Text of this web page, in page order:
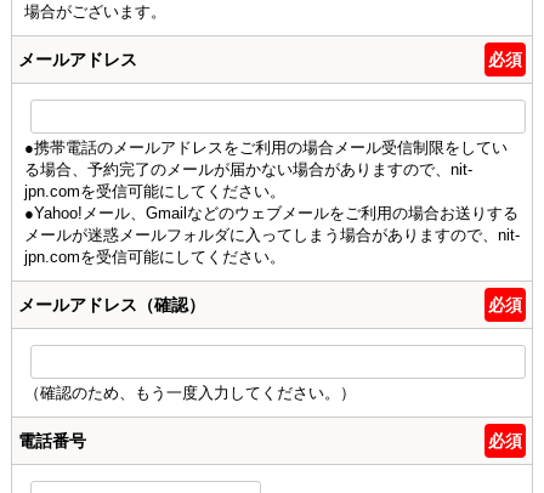
場合がございます。
メールアドレス 必須
●携帯電話のメールアドレスをご利用の場合メール受信制限をしてい
る場合、予約完了のメールが届かない場合がありますので、nit-
jpn.comを受信可能にしてください。
●Yahoo!メール、Gmailなどのウェブメールをご利用の場合お送りする
メールが迷惑メールフォルダに入ってしまう場合がありますので、nit-
jpn.comを受信可能にしてください。
メールアドレス（確認） 必須
（確認のため、もう一度入力してください。）
電話番号 必須